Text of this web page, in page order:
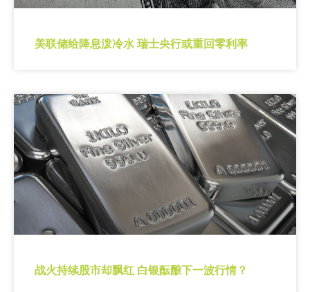
美联储给降息泼冷水 瑞士央行或重回零利率
战火持续股市却飘红 白银酝酿下一波行情？